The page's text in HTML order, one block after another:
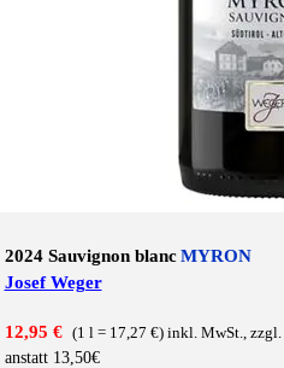
2024 Sauvignon blanc MYRON
Josef Weger
12,95 € (1 l = 17,27 €) inkl. MwSt., zzgl.
anstatt 13,50€